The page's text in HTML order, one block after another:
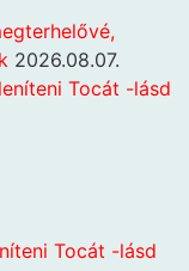
2026.08.07.
Tocát -lásd
Tocát -lásd